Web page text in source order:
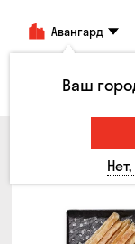
Авангард
Все товары
Ваш